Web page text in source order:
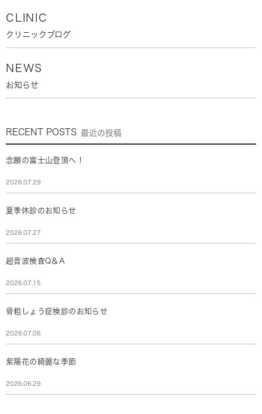
CLINIC
クリニックブログ
NEWS
お知らせ
RECENT POSTS 最近の投稿
念願の富士山登頂へ！
2026.07.29
夏季休診のお知らせ
2026.07.27
超音波検査Q＆A
2026.07.15
骨粗しょう症検診のお知らせ
2026.07.06
紫陽花の綺麗な季節
2026.06.29